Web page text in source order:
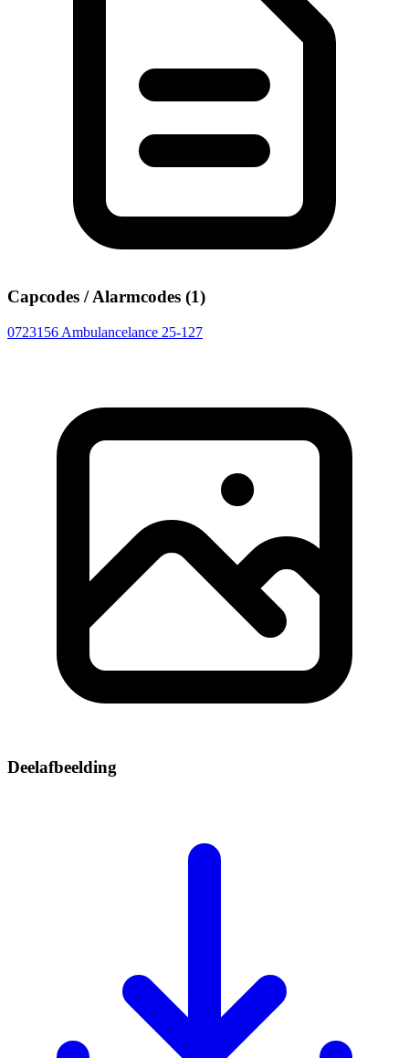
Capcodes / Alarmcodes (1)
0723156 Ambulancelance 25-127
Deelafbeelding